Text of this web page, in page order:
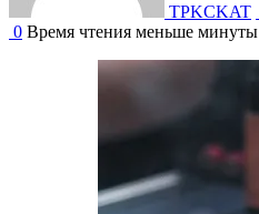
TPKCKAT
0 Время чтения меньше минуты